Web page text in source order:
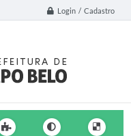
Login / Cadastro